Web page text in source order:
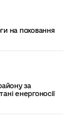
на поховання
за
енергоносії